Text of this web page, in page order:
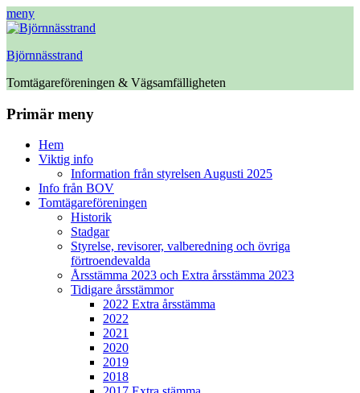
meny
Björnnässtrand
Tomtägareföreningen & Vägsamfälligheten
Facebook
Primär meny
HoppaHem
Viktig info
Information från styrelsen Augusti 2025
Info från BOV
Tomtägareföreningen
Historik
Stadgar
Styrelse, revisorer, valberedning och övriga
förtroendevalda
Årsstämma 2023 och Extra årsstämma 2023
Tidigare årsstämmor
2022 Extra årsstämma
2022
2021
2020
2019
2018